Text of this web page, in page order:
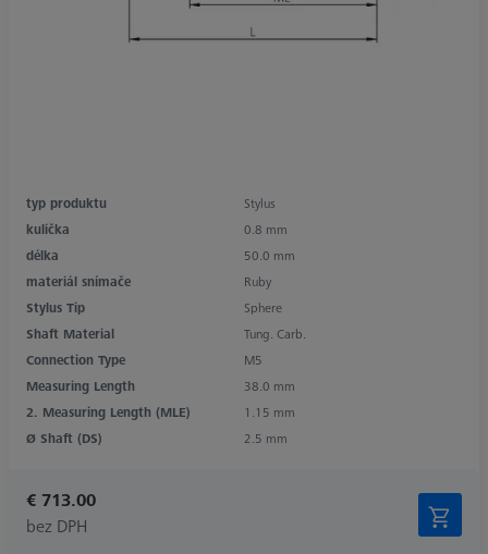
typ produktu
Stylus
kulička
0.8 mm
délka
50.0 mm
materiál snímače
Ruby
Stylus Tip
Sphere
Shaft Material
Tung. Carb.
Connection Type
M5
Measuring Length
38.0 mm
2. Measuring Length (MLE)
1.15 mm
Ø Shaft (DS)
2.5 mm
€ 713.00
bez DPH